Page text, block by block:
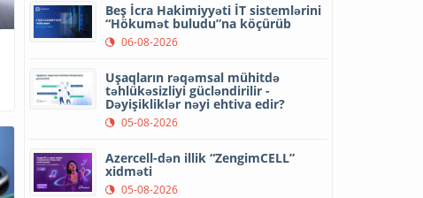
Beş İcra Hakimiyyəti İT sistemlərini
“Hökumət buludu”na köçürüb
06-08-2026
Uşaqların rəqəmsal mühitdə
təhlükəsizliyi gücləndirilir -
Dəyişikliklər nəyi ehtiva edir?
05-08-2026
Azercell-dən illik “ZengimCELL”
xidməti
05-08-2026